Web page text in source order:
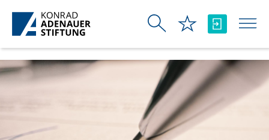
Skip to Main Content